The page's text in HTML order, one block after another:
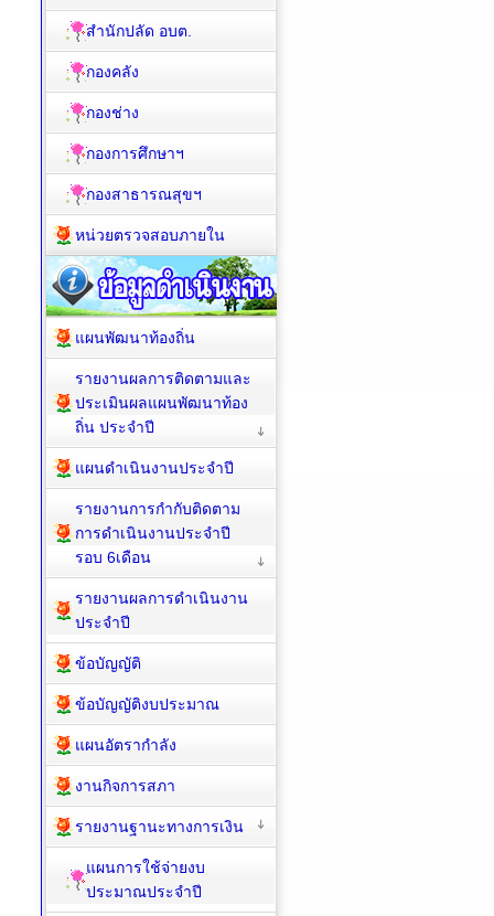
สำนักปลัด อบต.
กองคลัง
กองช่าง
กองการศึกษาฯ
กองสาธารณสุขฯ
หน่วยตรวจสอบภายใน
แผนพัฒนาท้องถิ่น
รายงานผลการติดตามและ
ประเมินผลแผนพัฒนาท้อง
ถิ่น ประจำปี
แผนดำเนินงานประจำปี
รายงานการกำกับติดตาม
การดำเนินงานประจำปี
รอบ 6เดือน
รายงานผลการดำเนินงาน
ประจำปี
ข้อบัญญัติ
ข้อบัญญัติงบประมาณ
แผนอัตรากำลัง
งานกิจการสภา
รายงานฐานะทางการเงิน
แผนการใช้จ่ายงบ
ประมาณประจำปี